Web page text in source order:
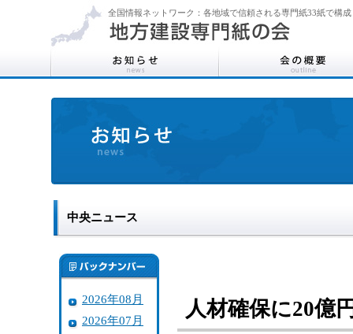
全国情報ネットワーク：各地域で信頼される専門紙33紙で構成
中央ニュース
2026年08月
2026年07月
人材確保に20億